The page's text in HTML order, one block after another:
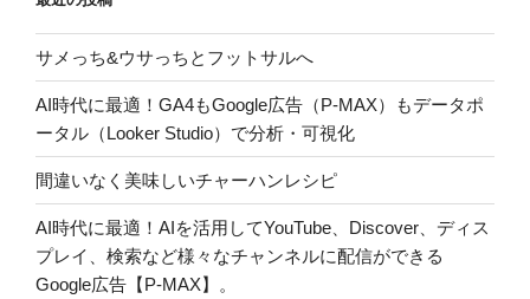
サメっち&ウサっちとフットサルへ
AI時代に最適！GA4もGoogle広告（P-MAX）もデータポ
ータル（Looker Studio）で分析・可視化
間違いなく美味しいチャーハンレシピ
AI時代に最適！AIを活用してYouTube、Discover、ディス
プレイ、検索など様々なチャンネルに配信ができる
Google広告【P-MAX】。